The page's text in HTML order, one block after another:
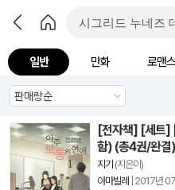
일반 만화 로맨스
[전자책] [세트]
함) (총4권/완결)
지기 (지은이)
아마빌레
2017년